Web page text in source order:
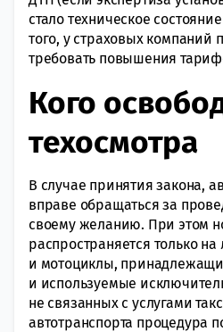
стало техническое
того, у страховых компаний
требовать повышения
Кого
техосмотра
В случае принятия закона,
вправе обращаться за
своему желанию. При этом
распространяется только
и мотоциклы,
и используемые
не связанных с услугами
автотранспорта процедура